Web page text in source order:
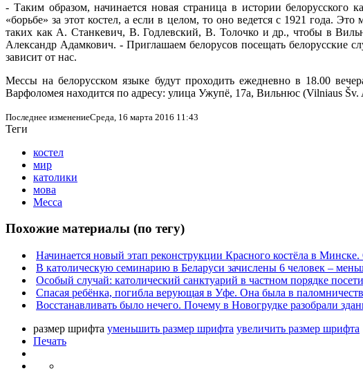
- Таким образом, начинается новая страница в истории
«борьбе» за этот костел, а если в целом, то оно ведется с 1921 года.
таких как А. Станкевич, В. Годлевский, В. Толочко и др., чтобы в
Александр Адамкович. - Приглашаем белорусов посещать белорусские
зависит от нас.
Мессы на белорусском языке будут проходить ежедневно в 18.00
Варфоломея находится по адресу: улица Ужупё, 17a, Вильнюс (Vilniaus Šv.
Последнее изменениеСреда, 16 марта 2016 11:43
Теги
костел
мир
католики
мова
Месса
Похожие материалы (по тегу)
Начинается новый этап реконструкции Красного костёла в
В католическую семинарию в Беларуси зачислены 6 человек –
Особый случай: католический санктуарий в частном порядке
Спасая ребёнка, погибла верующая в Уфе. Она была в
Восстанавливать было нечего. Почему в Новогрудке разобрали
размер шрифта уменьшить размер шрифта увеличить размер шрифта
Печать